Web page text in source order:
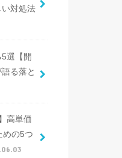
対処法
選【開
る落と
高単価
めの5つ